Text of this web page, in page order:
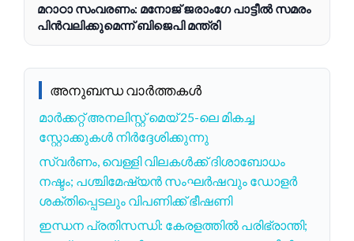
മറാഠാ സംവരണം: മനോജ് ജരാംഗേ പാട്ടീൽ സമരം
പിൻവലിക്കുമെന്ന് ബിജെപി മന്ത്രി
അനുബന്ധ വാർത്തകൾ
മാർക്കറ്റ് അനലിസ്റ്റ് മെയ് 25-ലെ മികച്ച
സ്റ്റോക്കുകൾ നിർദ്ദേശിക്കുന്നു
സ്വർണം, വെള്ളി വിലകൾക്ക് ദിശാബോധം
നഷ്ടം; പശ്ചിമേഷ്യൻ സംഘർഷവും ഡോളർ
ശക്തിപ്പെടലും വിപണിക്ക് ഭീഷണി
ഇന്ധന പ്രതിസന്ധി: കേരളത്തിൽ പരിഭ്രാന്തി;